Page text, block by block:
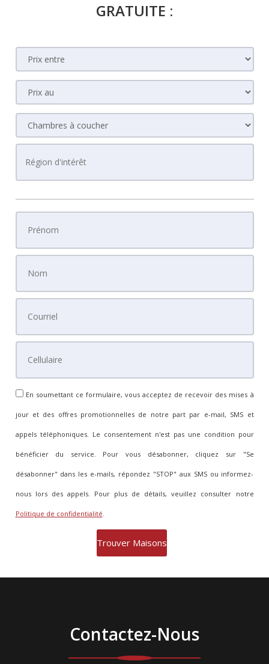
GRATUITE :
En soumettant ce formulaire, vous acceptez de recevoir des mises à
jour et des offres promotionnelles de notre part par e-mail, SMS et
appels téléphoniques. Le consentement n'est pas une condition pour
bénéficier du service. Pour vous désabonner, cliquez sur "Se
désabonner" dans les e-mails, répondez "STOP" aux SMS ou informez-
nous lors des appels. Pour plus de détails, veuillez consulter notre
Politique de confidentialité.
Contactez-Nous